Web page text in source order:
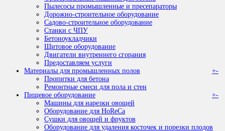
Пылесосы промышленные и пресепараторы
Дорожно-строительное оборудование
Садово-строительное оборудование
Станки с ЧПУ
Бетоноукладчики
Щитовое оборудование
Двигатели внутреннего сгорания
Предоставляем услуги
Материалы для промышленных полов
+-
Пропитки для бетона
Ремонтные смеси для пола и стен
Пищевое оборудование
+-
Машины для нарезки овощей
Оборудование для HoReCa
Сушки для овощей и фруктов
Оборудование для удаления косточек и порезки плодов